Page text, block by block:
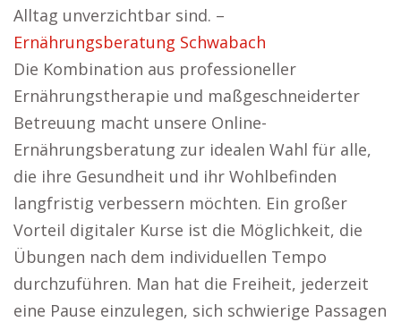
Alltag unverzichtbar sind. –
Ernährungsberatung Schwabach
Die Kombination aus professioneller
Ernährungstherapie und maßgeschneiderter
Betreuung macht unsere Online-
Ernährungsberatung zur idealen Wahl für alle,
die ihre Gesundheit und ihr Wohlbefinden
langfristig verbessern möchten. Ein großer
Vorteil digitaler Kurse ist die Möglichkeit, die
Übungen nach dem individuellen Tempo
durchzuführen. Man hat die Freiheit, jederzeit
eine Pause einzulegen, sich schwierige Passagen